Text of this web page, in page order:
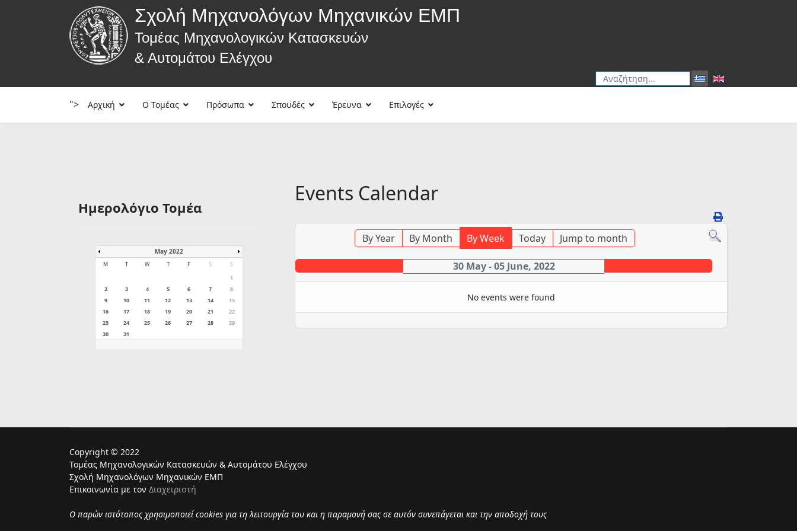
Σχολή Μηχανολόγων Μηχανικών ΕΜΠ
Τομέας Μηχανολογικών Κατασκευών
& Αυτομάτου Ελέγχου
Αναζήτηση
">
Αρχική Ο Τομέας Πρόσωπα Σπουδές Έρευνα Επιλογές
Ημερολόγιο Τομέα
May 2022
M T W T F S
S
1
2
3 4 5 6 7
8
9
10 11 12 13 14
15
16
17 18 19 20 21
22
23
24 25 26 27 28
29
30
31
Events Calendar
By Year By Month By Week Today Jump to month
30 May - 05 June, 2022
No events were found
Copyright © 2022
Τομέας Μηχανολογικών Κατασκευών & Αυτομάτου Ελέγχου
Σχολή Μηχανολόγων Μηχανικών ΕΜΠ
Επικοινωνία με τον Διαχειριστή
Ο παρών ιστότοπος χρησιμoποιεί cookies για τη λειτουργία του και η παραμονή σας σε αυτόν συνεπάγεται και την αποδοχή τους